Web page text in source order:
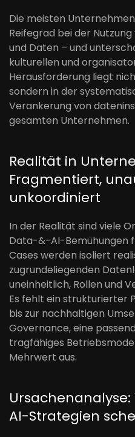
Die meisten
Reifegrad bei der
und Daten – und
kulturellen und
Herausforderung liegt
sondern in der
Verankerung von
gesamten Unternehmen.
Realität in
Fragmentiert,
unkoordiniert
In der Realität sind viele
Data-&-AI-Bemühungen
Cases werden isoliert
zugrundeliegenden
uneinheitlich, Rollen und
Es fehlt ein strukturierter
bis zur nachhaltigen
Governance, eine
tragfähiges
Mehrwert aus.
AI-Strategien